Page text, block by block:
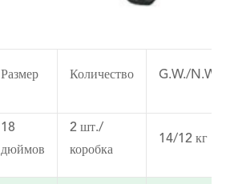
Размер Количество G.W./N.W.
18
дюймов
2 шт./
коробка
14/12 кг